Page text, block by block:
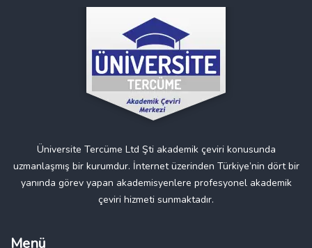
Üniversite Tercüme Ltd Şti akademik çeviri konusunda
uzmanlaşmış bir kurumdur. İnternet üzerinden Türkiye’nin dört bir
yanında görev yapan akademisyenlere profesyonel akademik
çeviri hizmeti sunmaktadır.
Menü